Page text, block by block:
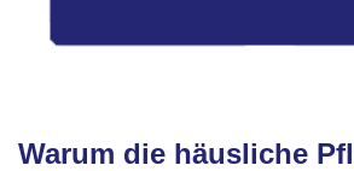
Warum die häusliche